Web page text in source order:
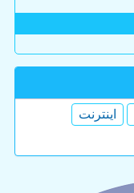
اینترنت